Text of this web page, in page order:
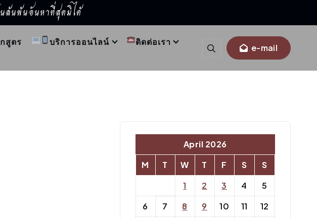
ล้นพ้นอันหาที่สุดมิได้
สูตร บริการออนไลน์
ติดต่อเรา
e-mail
April 2026
M
T W T F S
S
1
2 3 4
5
6
7 8 9 10 11
12